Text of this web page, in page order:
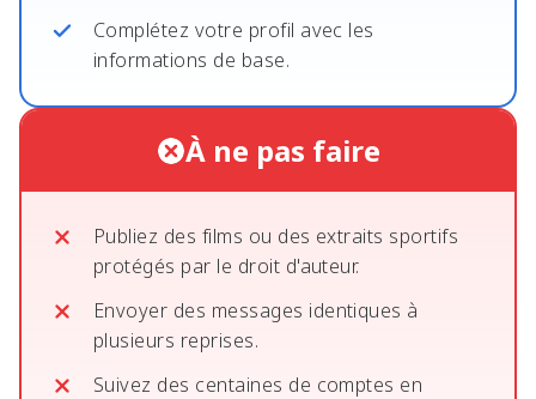
Complétez votre profil avec les
informations de base.
À ne pas faire
Publiez des films ou des extraits sportifs
protégés par le droit d'auteur.
Envoyer des messages identiques à
plusieurs reprises.
Suivez des centaines de comptes en